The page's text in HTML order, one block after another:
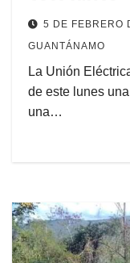
5 DE FEBRERO
GUANTÁNAMO
La Unión
de este lunes
una…